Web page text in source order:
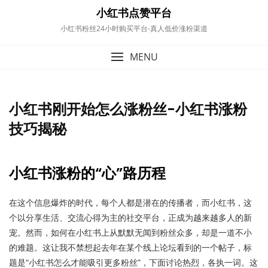
小红书点赞平台
小红书粉丝24小时购买平台-真人低价涨粉渠道
MENU
小红书刚开始怎么涨粉丝-小红书涨粉
技巧揭秘
小红书涨粉的“心”路历程
在这个信息爆炸的时代，每个人都是潜在的传播者，而小红书，这
个以分享生活、交流心得为主的社交平台，正成为越来越多人的新
宠。然而，如何在小红书上从默默无闻到粉丝众多，却是一道不小
的难题。这让我不禁想起去年在某个线上论坛看到的一个帖子，标
题是“小红书怎么才能吸引更多粉丝”，下面讨论热烈，各执一词。这